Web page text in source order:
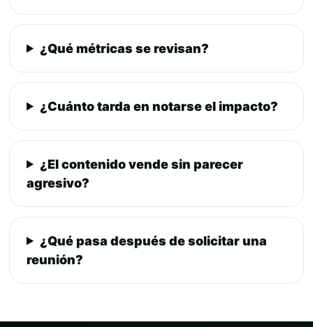
¿Qué métricas se revisan?
¿Cuánto tarda en notarse el impacto?
¿El contenido vende sin parecer
agresivo?
¿Qué pasa después de solicitar una
reunión?